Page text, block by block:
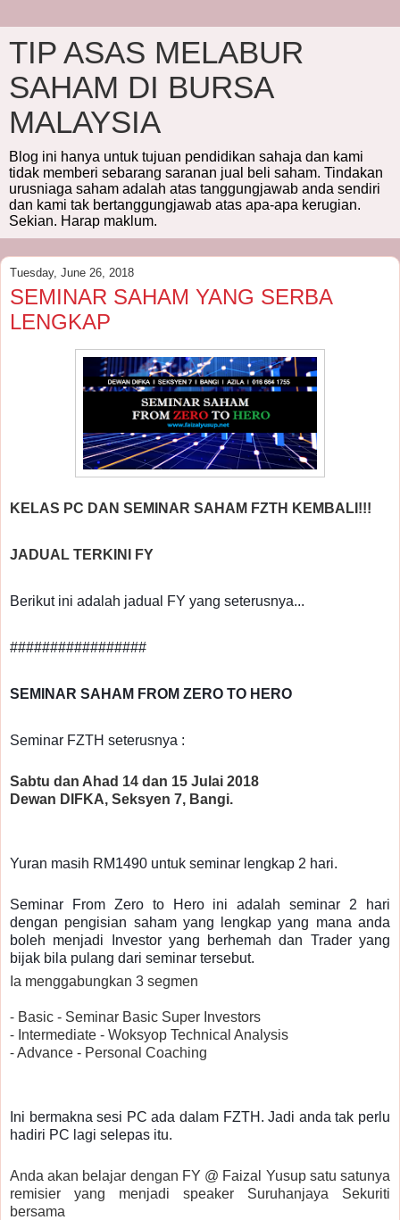
TIP ASAS MELABUR
SAHAM DI BURSA
MALAYSIA
Blog ini hanya untuk tujuan pendidikan sahaja dan kami
tidak memberi sebarang saranan jual beli saham. Tindakan
urusniaga saham adalah atas tanggungjawab anda sendiri
dan kami tak bertanggungjawab atas apa-apa kerugian.
Sekian. Harap maklum.
Tuesday, June 26, 2018
SEMINAR SAHAM YANG SERBA
LENGKAP
KELAS PC DAN SEMINAR SAHAM FZTH KEMBALI!!!
JADUAL TERKINI FY
Berikut ini adalah jadual FY yang seterusnya...
#################
SEMINAR SAHAM FROM ZERO TO HERO
Seminar FZTH seterusnya :
Sabtu dan Ahad 14 dan 15 Julai 2018
Dewan DIFKA, Seksyen 7, Bangi.
Yuran masih RM1490 untuk seminar lengkap 2 hari.
Seminar From Zero to Hero ini adalah seminar 2 hari
dengan pengisian saham yang lengkap yang mana anda
boleh menjadi Investor yang berhemah dan Trader yang
bijak bila pulang dari seminar tersebut.
Ia menggabungkan 3 segmen
⁃ Basic - Seminar Basic Super Investors
⁃ Intermediate - Woksyop Technical Analysis
⁃ Advance - Personal Coaching
Ini bermakna sesi PC ada dalam FZTH. Jadi anda tak perlu
hadiri PC lagi selepas itu.
Anda akan belajar dengan FY @ Faizal Yusup satu satunya
remisier yang menjadi speaker Suruhanjaya Sekuriti
bersama